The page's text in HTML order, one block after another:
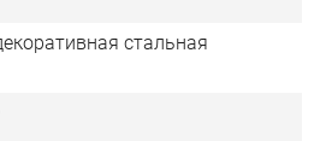
стальная